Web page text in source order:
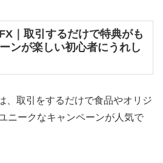
｜取引するだけで特典がも
ンが楽しい初心者にうれし
、取引をするだけで食品やオリジ
ニークなキャンペーンが人気で